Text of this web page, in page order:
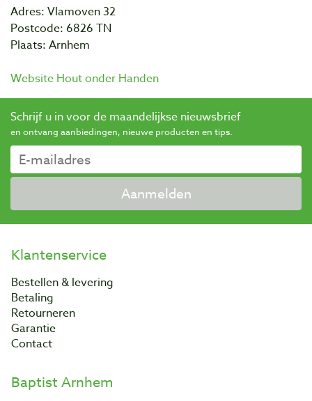
Adres: Vlamoven 32
Postcode: 6826 TN
Plaats: Arnhem
Website Hout onder Handen
Schrijf u in voor de maandelijkse nieuwsbrief
en ontvang aanbiedingen, nieuwe producten en tips.
Aanmelden
Klantenservice
Bestellen & levering
Betaling
Retourneren
Garantie
Contact
Baptist Arnhem